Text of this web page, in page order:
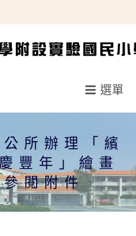
選單
所辦理「繽
豐年」繪畫
閱附件